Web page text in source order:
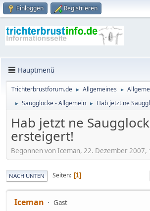
Einloggen Registrieren
Hauptmenü
Trichterbrustforum.de ► Allgemeines ►
► Saugglocke - Allgemein ► Hab jetzt ne
Hab jetzt ne
ersteigert!
Begonnen von Iceman, 22. Dezember 2007,
NACH UNTEN Seiten 1
Iceman Gast